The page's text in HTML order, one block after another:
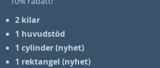
2 kilar
1 huvudstöd
1 cylinder (nyhet)
1 rektangel (nyhet)